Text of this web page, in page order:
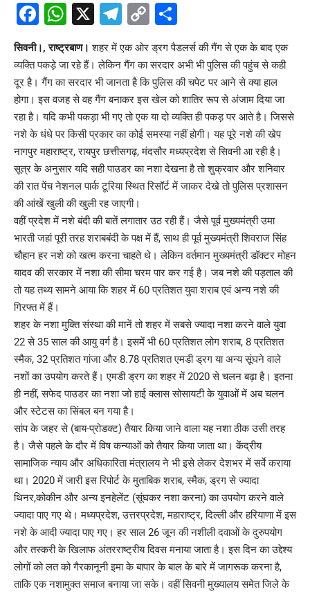
Facebook
WhatsApp
X Telegram
Copy
Link
सिवनी।, राष्ट्रबाण।शहर में एक ओर ड्रग पैडलर्स की गैंग से एक के बाद एक
व्यक्ति पकड़े जा रहे हैं। लेकिन गैंग का सरदार अभी भी पुलिस की पहुंच से कही
दूर है। गैंग का सरदार भी जानता है किपुलिसकी चपेट पर आने से क्या हाल
होगा। इस वजह से वह गैंग बनाकर इस खेल को शातिर रूप से अंजाम दिया जा
रहा है। यदि कभी पकड़ा भी गए तो एक या दो व्यक्ति ही पकड़ पर आते है। जिससे
नशे के धंधे पर किसी प्रकार का कोई समस्या नहीं होगी। यह पूरे नशे की खेप
नागपुर महाराष्ट्र, रायपुर छत्तीसगढ़, मंदसौर मध्यप्रदेश से सिवनी आ रही है।
सूत्र के अनुसार यदि सही पाउडर का नशा देखना है तो शुक्रवार और शनिवार
की रात पेंच नेशनल पार्क टूरिया स्थित रिसॉर्ट में जाकर देखे तो पुलिस प्रशासन
की आंखें खुली की खुली रह जाएगी।
वहीं प्रदेश में नशे बंदी की बातें लगातार उठ रही हैं। जैसे पूर्व मुख्यमंत्रीउमा
भारतीजहां पूरी तरह शराबबंदी के पक्ष में हैं, साथ ही पूर्व मुख्यमंत्री शिवराज सिंह
चौहान हर नशे को खत्म करना चाहते थे। लेकिन वर्तमान मुख्यमंत्री डॉक्टर मोहन
यादव की सरकार में नशा की सीमा चरम पार कर गई है। जब नशे की पड़ताल की
तो यह तथ्य सामने आया कि शहर में 60 प्रतिशत युवा शराब एवं अन्य नशे की
गिरफ्त में हैं।
शहर के नशा मुक्ति संस्था की मानें तो शहर में सबसे ज्यादा नशा करने वाले युवा
22 से 35 साल की आयु वर्ग है। इसमें भी 60 प्रतिशत लोग शराब, 8 प्रतिशत
स्मैक, 32 प्रतिशत गांजा और 8.78 प्रतिशत एमडी ड्रग या अन्य सूंघने वाले
नशों का उपयोग करते हैं। एमडी ड्रग का शहर में 2020 से चलन बढ़ा है। इतना
ही नहीं, सफेद पाउडर का नशा जो हाई क्लास सोसायटी के युवाओं में अब चलन
और स्टेटस का सिंबल बन गया है।
सांप के जहर से (बाय-प्रोडक्ट) तैयार किया जाने वाला यह नशा ठीक उसी तरह
है। जैसे पहले के दौर में विष कन्याओं को तैयार किया जाता था। केंद्रीय
सामाजिक न्याय और अधिकारिता मंत्रालय ने भी इसे लेकर देशभर में सर्वे कराया
था। 2020 में जारी इस रिपोर्ट के मुताबिक शराब, स्मैक, ड्रग से ज्यादा
थिनर,कोकीन और अन्य इनहेलेंट (सूंघकर नशा करना) का उपयोग करने वाले
ज्यादा पाए गए थे। मध्यप्रदेश, उत्तरप्रदेश, महाराष्ट्र, दिल्ली और हरियाणा में इस
नशे के आदी ज्यादा पाए गए। हर साल 26 जून की नशीली दवाओं के दुरुपयोग
और तस्करी के खिलाफ अंतरराष्ट्रीय दिवस मनाया जाता है। इस दिन का उद्देश्य
लोगों को लत को गैरकानूनी इमा के बापार के बाल के बारे में जागरूक करना है,
ताकि एक नशामुक्त समाज बनाया जा सके। वहीं सिवनी मुख्यालय समेत जिले के